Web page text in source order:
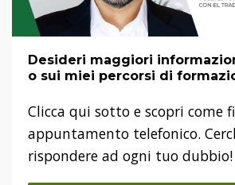
Desideri maggiori
o sui miei percorsi di
Clicca qui sotto e scopri come
appuntamento telefonico.
rispondere ad ogni tuo dubbio!